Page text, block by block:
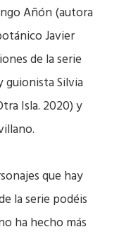
Añón (autora
Javier
de la serie
Silvia
Isla. 2020) y
que hay
la serie podéis
ha hecho más